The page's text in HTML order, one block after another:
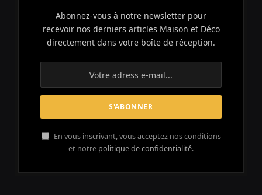
Abonnez-vous à notre newsletter pour
recevoir nos derniers articles Maison et Déco
directement dans votre boîte de réception.
En vous inscrivant, vous acceptez nos conditions
et notre politique de confidentialité.